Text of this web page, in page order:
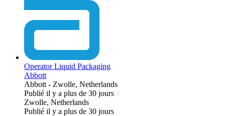
Operator Liquid Packaging
Abbott
Abbott - Zwolle, Netherlands
Publié il y a plus de 30 jours
Zwolle, Netherlands
Publié il y a plus de 30 jours